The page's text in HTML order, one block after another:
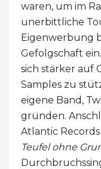
waren, um im
unerbittliche
Eigenwerbung
Gefolgschaft
sich stärker auf
Samples zu
eigene Band,
gründen.
Atlantic
Teufel ohne